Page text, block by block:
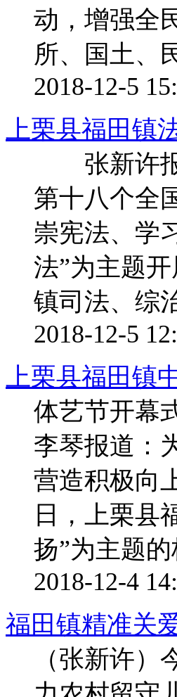
动，增强
所、国土、
2018-12-5
上栗县福田镇
张新许报
第十八个全
崇宪法、学
法”为主题
镇司法、综
2018-12-5
上栗县福田镇
体艺节开
李琴报道：
营造积极向
日，上栗县
扬”为主题的
2018-12-4
福田镇精准关
（张新许